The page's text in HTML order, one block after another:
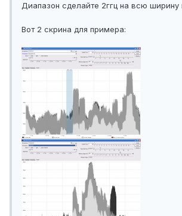
Диапазон сделайте 2ггц на всю ширину
Вот 2 скрина для примера: